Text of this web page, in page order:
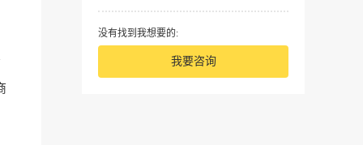
没有找到我想要的:
我要咨询